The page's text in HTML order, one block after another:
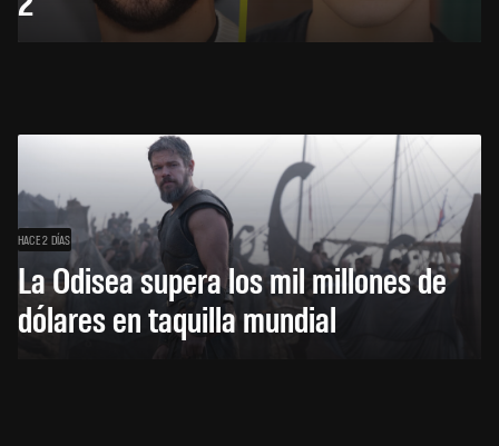
HACE 2 DÍAS
La Odisea supera los mil millones de
dólares en taquilla mundial